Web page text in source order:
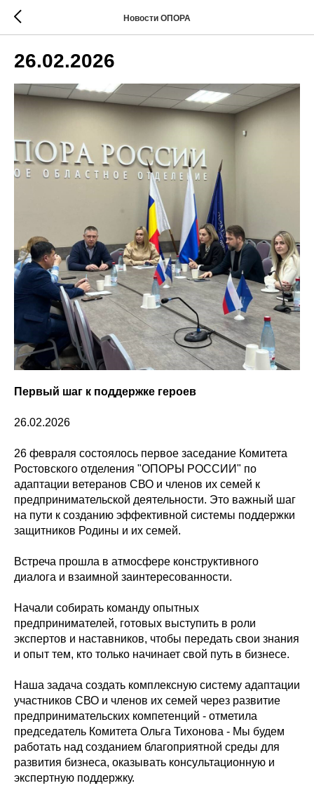
Новости ОПОРА
26.02.2026
Первый шаг к поддержке героев
26.02.2026
26 февраля состоялось первое заседание Комитета
Ростовского отделения "ОПОРЫ РОССИИ" по
адаптации ветеранов СВО и членов их семей к
предпринимательской деятельности. Это важный шаг
на пути к созданию эффективной системы поддержки
защитников Родины и их семей.
Встреча прошла в атмосфере конструктивного
диалога и взаимной заинтересованности.
Начали собирать команду опытных
предпринимателей, готовых выступить в роли
экспертов и наставников, чтобы передать свои знания
и опыт тем, кто только начинает свой путь в бизнесе.
Наша задача создать комплексную систему адаптации
участников СВО и членов их семей через развитие
предпринимательских компетенций - отметила
председатель Комитета Ольга Тихонова - Мы будем
работать над созданием благоприятной среды для
развития бизнеса, оказывать консультационную и
экспертную поддержку.